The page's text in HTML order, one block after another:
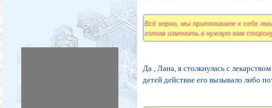
Всё верно, мы притягиваем к себе
хотим изменить в нужную нам
Да , Лана, я столкнулась с
детей действие его вызывало либо